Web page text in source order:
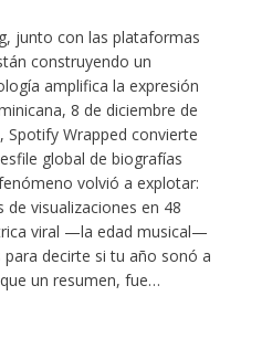
junto con las plataformas
construyendo un
amplifica la expresión
8 de diciembre de
Spotify Wrapped convierte
global de biografías
volvió a explotar:
visualizaciones en 48
viral —la edad musical—
decirte si tu año sonó a
un resumen, fue…